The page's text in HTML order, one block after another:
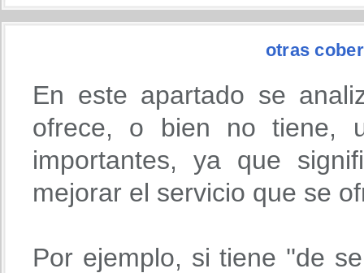
otras
En este apartado se
ofrece, o bien no tiene,
importantes, ya que
mejorar el servicio que se
Por ejemplo, si tiene ''de